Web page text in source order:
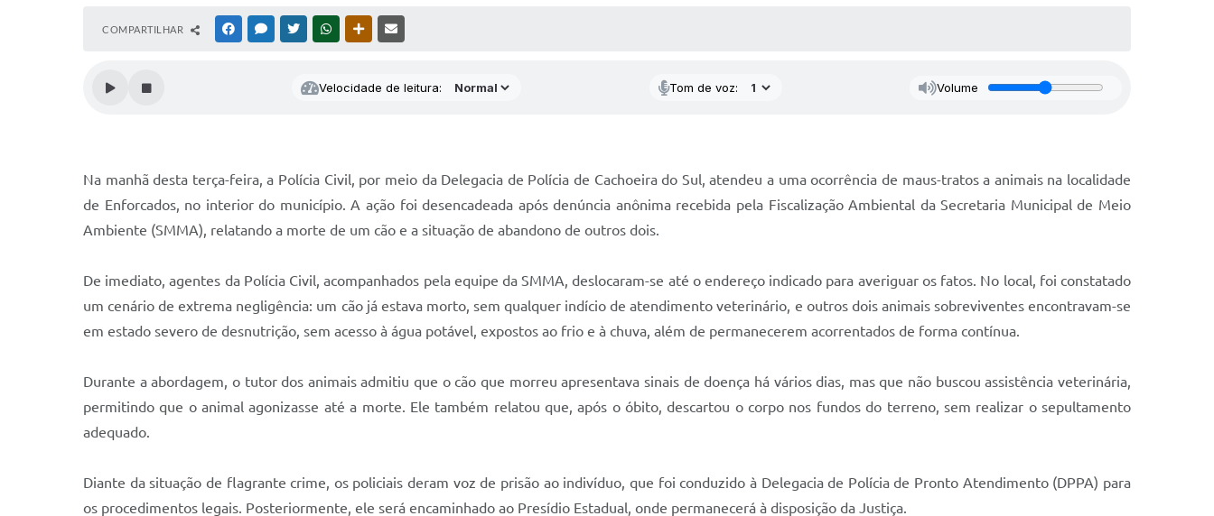
COMPARTILHAR FACEBOOKMESSENGER
TWITTERWHATSAPPOUTRAS MÍDIAS
Velocidade de leitura: Tom de voz: Volume
Na manhã desta terça-feira, a Polícia Civil, por meio da Delegacia de Polícia de Cachoeira do Sul, atendeu a uma ocorrência de maus-tratos a animais na localidade
de Enforcados, no interior do município. A ação foi desencadeada após denúncia anônima recebida pela Fiscalização Ambiental da Secretaria Municipal de Meio
Ambiente (SMMA), relatando a morte de um cão e a situação de abandono de outros dois.
De imediato, agentes da Polícia Civil, acompanhados pela equipe da SMMA, deslocaram-se até o endereço indicado para averiguar os fatos. No local, foi constatado
um cenário de extrema negligência: um cão já estava morto, sem qualquer indício de atendimento veterinário, e outros dois animais sobreviventes encontravam-se
em estado severo de desnutrição, sem acesso à água potável, expostos ao frio e à chuva, além de permanecerem acorrentados de forma contínua.
Durante a abordagem, o tutor dos animais admitiu que o cão que morreu apresentava sinais de doença há vários dias, mas que não buscou assistência veterinária,
permitindo que o animal agonizasse até a morte. Ele também relatou que, após o óbito, descartou o corpo nos fundos do terreno, sem realizar o sepultamento
adequado.
Diante da situação de flagrante crime, os policiais deram voz de prisão ao indivíduo, que foi conduzido à Delegacia de Polícia de Pronto Atendimento (DPPA) para
os procedimentos legais. Posteriormente, ele será encaminhado ao Presídio Estadual, onde permanecerá à disposição da Justiça.